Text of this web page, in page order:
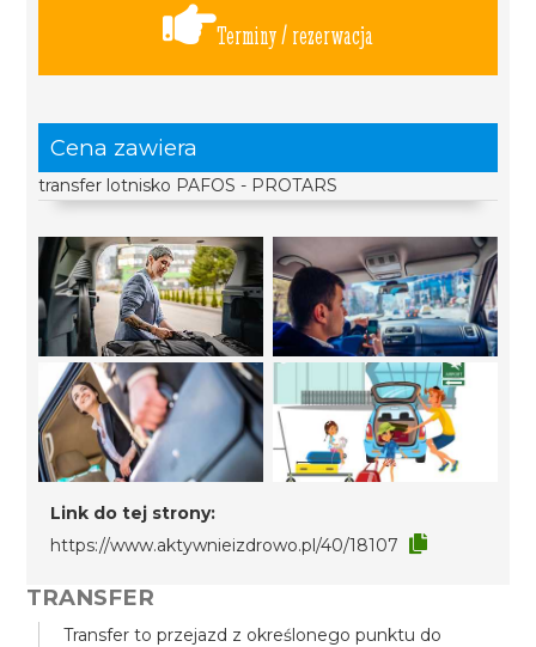
Terminy / rezerwacja
Cena zawiera
transfer lotnisko PAFOS - PROTARS
Link do tej strony:
https://www.aktywnieizdrowo.pl/40/18107
TRANSFER
Transfer to przejazd z określonego punktu do